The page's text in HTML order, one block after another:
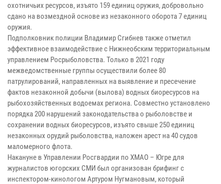
охотничьих ресурсов, изъято 159 единиц оружия, добровольно
сдано на возмездной основе из незаконного оборота 7 единиц
оружия.
Подполковник полиции Владимир Сгибнев также отметил
эффективное взаимодействие с Нижнеобским территориальным
управлением Росрыболовства. Только в 2021 году
межведомственные группы осуществили более 80
патрулирований, направленных на выявление и пресечение
фактов незаконной добычи (вылова) водных биоресурсов на
рыбохозяйственных водоемах региона. Совместно установлено
порядка 200 нарушений законодательства о рыболовстве и
сохранении водных биоресурсов, изъято свыше 250 единиц
незаконных орудий рыболовства, наложен арест на 40 судов
маломерного флота.
Накануне в Управлении Росгвардии по ХМАО – Югре для
журналистов югорских СМИ был организован брифинг с
инспектором-кинологом Артуром Нугмановым, который